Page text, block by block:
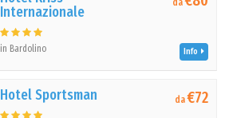
Internazionale
in Bardolino
da
Info
Hotel Sportsman da€72